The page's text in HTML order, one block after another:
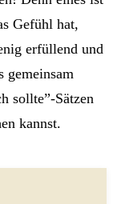
Gefühl hat,
erfüllend und
gemeinsam
sollte”-Sätzen
kannst.